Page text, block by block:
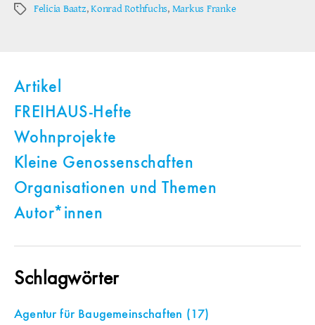
Schlagwörter
Felicia Baatz,Konrad Rothfuchs, Markus Franke
Artikel
FREIHAUS-Hefte
Wohnprojekte
Kleine Genossenschaften
Organisationen und Themen
Autor*innen
Schlagwörter
Agentur für Baugemeinschaften (17)